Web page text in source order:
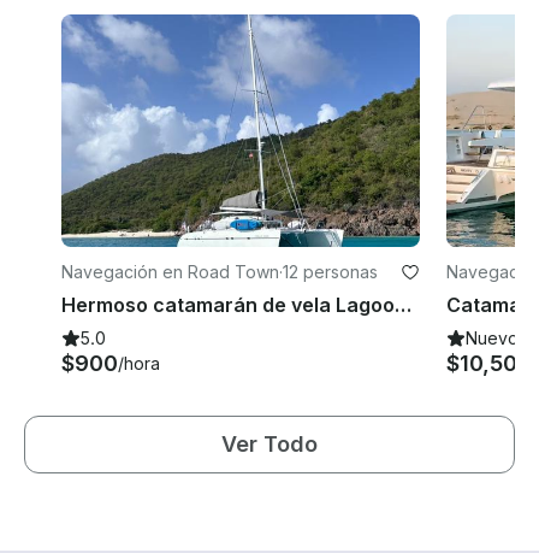
Navegación en Road Town·12 personas
Hermoso catamarán de vela Lagoon de 57 pies
5.0
$900/hora
Nuevo
$10,500
Ver Todo